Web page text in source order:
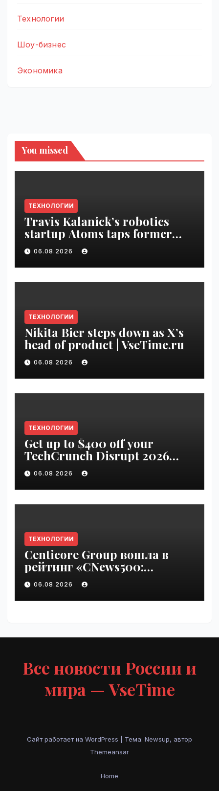
Технологии
Шоу-бизнес
Экономика
You missed
ТЕХНОЛОГИИ
Travis Kalanick’s robotics
startup Atoms taps former
Uber finance chief as CFO |
VseTime.ru
06.08.2026
ТЕХНОЛОГИИ
Nikita Bier steps down as X’s
head of product | VseTime.ru
06.08.2026
ТЕХНОЛОГИИ
Get up to $400 off your
TechCrunch Disrupt 2026
pass until Friday | VseTime.ru
06.08.2026
ТЕХНОЛОГИИ
Centicore Group вошла в
рейтинг «CNews500:
Крупнейшие ИТ-компании
России» | VseTime.ru
06.08.2026
Все новости России и
мира — VseTime
Сайт работает на WordPress
Тема: Newsup, автор
Themeansar
Home